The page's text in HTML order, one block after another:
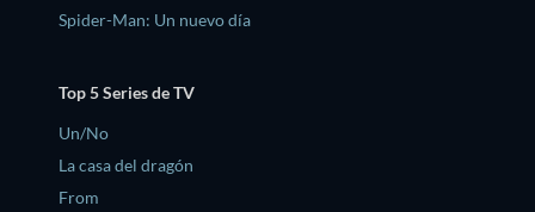
Spider-Man: Un nuevo día
Top 5 Series de TV
Un/No
La casa del dragón
From